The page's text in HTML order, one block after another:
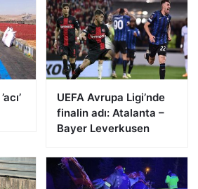
UEFA Avrupa Ligi’nde
finalin adı: Atalanta –
Bayer Leverkusen